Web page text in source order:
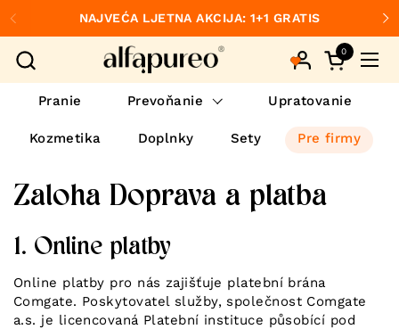
Preskočiť na obsah
Predchádzajúce
NAJVEĆA LJETNA AKCIJA: 1+1 GRATIS
Otvorte
0
Pranie Prevoňanie Upratovanie
Kozmetika Doplnky Sety Pre firmy
Zaloha Doprava a platba
1. Online platby
Online platby pro nás zajišťuje platební brána
Comgate. Poskytovatel služby, společnost Comgate
a.s. je licencovaná Platební instituce působící pod